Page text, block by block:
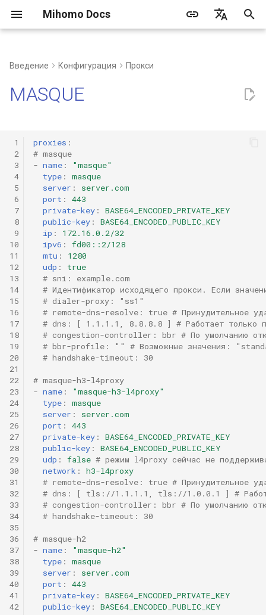
Mihomo Docs
н
ц
ц
и
я
п
о
и
с
к
а
вопросы
Веб-панель
Создание сервиса
Сторонние инструменты/
клиенты
Процесс разрешения DNS
listeners
tun
VLESS
Trojan
TUIC v4
TUIC v5
TrustTunnel
MASQUE
public-key
ip
ipv6
mtu
udp
remote-dns-resolve
dns
congestion-controller
network
handshake-timeout
прокси
группы прокси
Автоматический выбор
Автоматический откат
Балансировка нагрузки
Цепочка прокси
правил
Введение Конфигурация Прокси
MASQUE
1
2
3
4
5
6
7
8
9
10
11
12
13
14
15
16
17
18
19
20
21
22
23
24
25
26
27
28
29
30
31
32
33
34
35
36
37
38
39
40
41
42
proxies :
# masque
- name :
"masque"
type :
masque
server :
server.com
port :
443
private-key :
BASE64_ENCODED_PRIVATE_KEY
public-key :
BASE64_ENCODED_PUBLIC_KEY
ip :
172.16.0.2/32
ipv6 :
fd00::2/128
mtu :
1280
udp :
true
# sni: example.com
# Идентификатор исходящего прокси. Если
# dialer-proxy: "ss1"
# remote-dns-resolve: true # Принудительное
# dns: [ 1.1.1.1, 8.8.8.8 ] # Работает только
# congestion-controller: bbr # По умолчанию
# bbr-profile: "" # Возможные значения:
# handshake-timeout: 30
# masque-h3-l4proxy
- name :
"masque-h3-l4proxy"
type :
masque
server :
server.com
port :
443
private-key :
BASE64_ENCODED_PRIVATE_KEY
public-key :
BASE64_ENCODED_PUBLIC_KEY
udp : false # режим l4proxy сейчас не
network :
h3-l4proxy
# remote-dns-resolve: true # Принудительное
# dns: [ tls://1.1.1.1, tls://1.0.0.1 ] #
# congestion-controller: bbr # По умолчанию
# handshake-timeout: 30
# masque-h2
- name :
"masque-h2"
type :
masque
server :
server.com
port :
443
private-key :
BASE64_ENCODED_PRIVATE_KEY
public-key :
BASE64_ENCODED_PUBLIC_KEY